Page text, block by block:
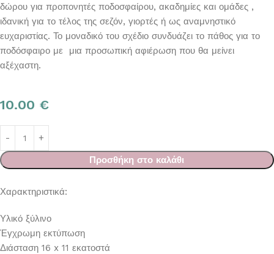
δώρου για προπονητές ποδοσφαίρου, ακαδημίες και ομάδες ,
ιδανική για το τέλος της σεζόν, γιορτές ή ως αναμνηστικό
ευχαριστίας. Το μοναδικό του σχέδιο συνδυάζει το πάθος για το
ποδόσφαιρο με μια προσωπική αφιέρωση που θα μείνει
αξέχαστη.
10.00 €
Προσθήκη στο καλάθι
Χαρακτηριστικά:
Υλικό ξύλινο
Έγχρωμη εκτύπωση
Διάσταση 16 x 11 εκατοστά